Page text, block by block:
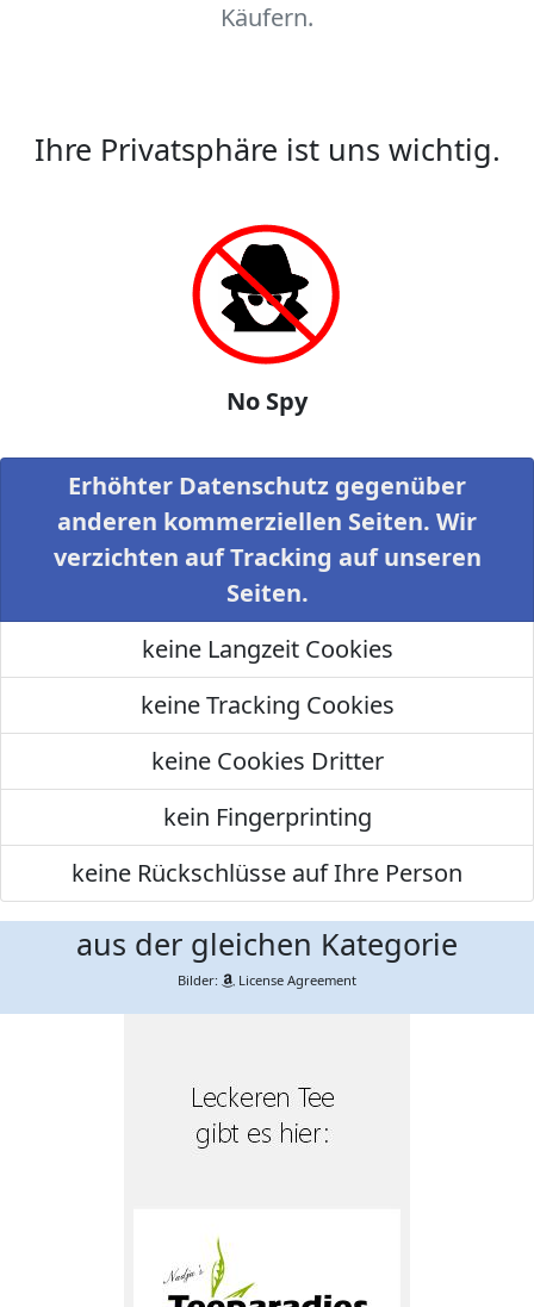
Käufern.
Ihre Privatsphäre ist uns wichtig.
No Spy
Erhöhter Datenschutz gegenüber
anderen kommerziellen Seiten. Wir
verzichten auf Tracking auf unseren
Seiten.
keine Langzeit Cookies
keine Tracking Cookies
keine Cookies Dritter
kein Fingerprinting
keine Rückschlüsse auf Ihre Person
aus der gleichen Kategorie
Bilder: License Agreement